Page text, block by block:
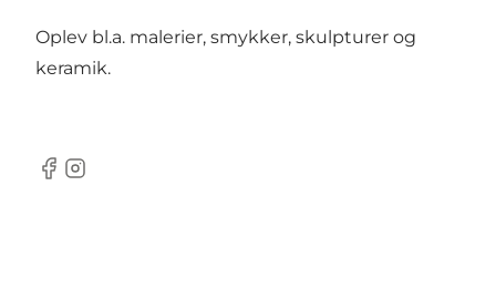
Oplev bl.a. malerier, smykker, skulpturer og
keramik.
Facebook
Instagram